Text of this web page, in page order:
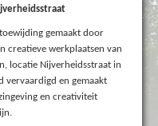
gemaakt door
creatieve werkplaatsen van
locatie Nijverheidsstraat in
vervaardigd en gemaakt
en creativiteit